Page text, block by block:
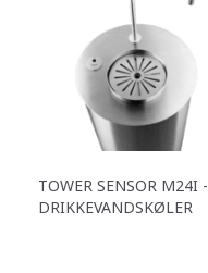
TOWER SENSOR M24I -
DRIKKEVANDSKØLER